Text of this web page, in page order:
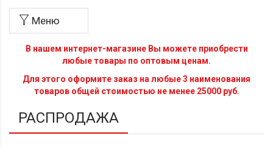
Меню
В нашем интернет-магазине Вы можете приобрести
любые товары по оптовым ценам.
Для этого оформите заказ на любые 3 наименования
товаров общей стоимостью не менее 25000 руб.
РАСПРОДАЖА